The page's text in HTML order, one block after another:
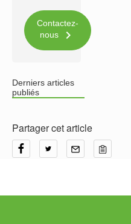
Contactez-
nous

Derniers articles
publiés
Partager cet article